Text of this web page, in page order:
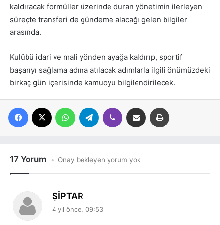
kaldıracak formüller üzerinde duran yönetimin ilerleyen
süreçte transferi de gündeme alacağı gelen bilgiler
arasında.
Kulübü idari ve mali yönden ayağa kaldırıp, sportif
başarıyı sağlama adına atılacak adımlarla ilgili önümüzdeki
birkaç gün içerisinde kamuoyu bilgilendirilecek.
Facebook WhatsAppTelegram Viber E-posta ile paylaş
17 Yorum Onay bekleyen yorum yok
ŞİPTAR
4 yıl önce, 09:53